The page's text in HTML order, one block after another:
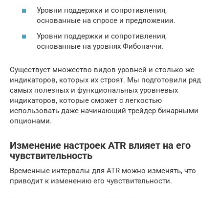
Уровни поддержки и сопротивления,
основанные на спросе и предложении.
Уровни поддержки и сопротивления,
основанные на уровнях Фибоначчи.
Существует множество видов уровней и столько же
индикаторов, которых их строят. Мы подготовили ряд
самых полезных и функциональных уровневых
индикаторов, которые сможет с легкостью
использовать даже начинающий трейдер бинарными
опционами.
Изменение настроек ATR влияет на его
чувствительность
Временные интервалы для ATR можно изменять, что
приводит к изменению его чувствительности.